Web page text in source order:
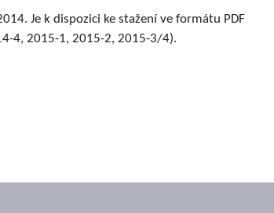
Je k dispozici ke stažení ve formátu PDF
4, 2015-1, 2015-2, 2015-3/4).